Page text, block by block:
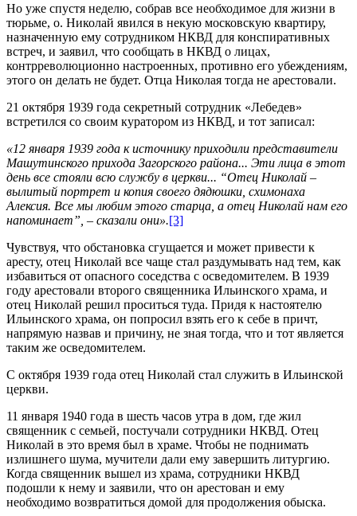
Но уже спустя неделю, собрав все необходимое для жизни в
тюрьме, о. Николай явился в некую московскую квартиру,
назначенную ему сотрудником НКВД для конспиративных
встреч, и заявил, что сообщать в НКВД о лицах,
контрреволюционно настроенных, противно его убеждениям,
этого он делать не будет. Отца Николая тогда не арестовали.
21 октября 1939 года секретный сотрудник «Лебедев»
встретился со своим куратором из НКВД, и тот записал:
«12 января 1939 года к источнику приходили представители
Машутинского прихода Загорского района... Эти лица в этот
день все стояли всю службу в церкви... “Отец Николай –
вылитый портрет и копия своего дядюшки, схимонаха
Алексия. Все мы любим этого старца, а отец Николай нам его
напоминает”, – сказали они».[3]
Чувствуя, что обстановка сгущается и может привести к
аресту, отец Николай все чаще стал раздумывать над тем, как
избавиться от опасного соседства с осведомителем. В 1939
году арестовали второго священника Ильинского храма, и
отец Николай решил проситься туда. Придя к настоятелю
Ильинского храма, он попросил взять его к себе в причт,
напрямую назвав и причину, не зная тогда, что и тот является
таким же осведомителем.
С октября 1939 года отец Николай стал служить в Ильинской
церкви.
11 января 1940 года в шесть часов утра в дом, где жил
священник с семьей, постучали сотрудники НКВД. Отец
Николай в это время был в храме. Чтобы не поднимать
излишнего шума, мучители дали ему завершить литургию.
Когда священник вышел из храма, сотрудники НКВД
подошли к нему и заявили, что он арестован и ему
необходимо возвратиться домой для продолжения обыска.